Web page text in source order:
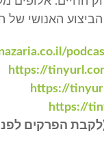
הביצוע האנושי של
https://
https://
https://
הפרקים